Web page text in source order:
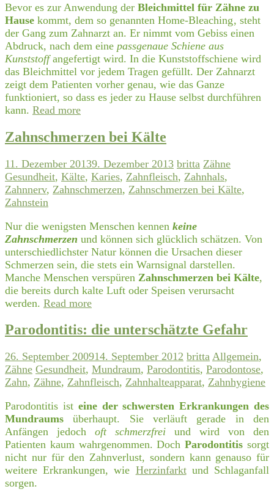
Bevor es zur Anwendung der Bleichmittel für Zähne zu
Hause kommt, dem so genannten Home-Bleaching, steht
der Gang zum Zahnarzt an. Er nimmt vom Gebiss einen
Abdruck, nach dem eine passgenaue Schiene aus
Kunststoffangefertigt wird. In die Kunststoffschiene wird
das Bleichmittel vor jedem Tragen gefüllt. Der Zahnarzt
zeigt dem Patienten vorher genau, wie das Ganze
funktioniert, so dass es jeder zu Hause selbst durchführen
kann. Read more
Zahnschmerzen bei Kälte
11. Dezember 20139. Dezember 2013 britta Zähne
Gesundheit, Kälte, Karies, Zahnfleisch, Zahnhals,
Zahnnerv, Zahnschmerzen, Zahnschmerzen bei Kälte,
Zahnstein
Nur die wenigsten Menschen kennen keine
Zahnschmerzen und können sich glücklich schätzen. Von
unterschiedlichster Natur können die Ursachen dieser
Schmerzen sein, die stets ein Warnsignal darstellen.
Manche Menschen verspüren Zahnschmerzen bei Kälte,
die bereits durch kalte Luft oder Speisen verursacht
werden. Read more
Parodontitis: die unterschätzte Gefahr
26. September 200914. September 2012 britta Allgemein,
Zähne Gesundheit, Mundraum, Parodontitis, Parodontose,
Zahn, Zähne, Zahnfleisch, Zahnhalteapparat, Zahnhygiene
Parodontitis ist eine der schwersten Erkrankungen des
Mundraums überhaupt. Sie verläuft gerade in den
Anfängen jedoch oft schmerzfrei und wird von den
Patienten kaum wahrgenommen. DochParodontitis sorgt
nicht nur für den Zahnverlust, sondern kann genauso für
weitere Erkrankungen, wie Herzinfarktund Schlaganfall
sorgen.